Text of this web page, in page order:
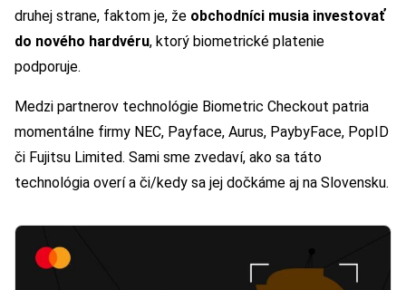
druhej strane, faktom je, že obchodníci musia investovať
do nového hardvéru, ktorý biometrické platenie
podporuje.
Medzi partnerov technológie Biometric Checkout patria
momentálne firmy NEC, Payface, Aurus, PaybyFace, PopID
či Fujitsu Limited. Sami sme zvedaví, ako sa táto
technológia overí a či/kedy sa jej dočkáme aj na Slovensku.